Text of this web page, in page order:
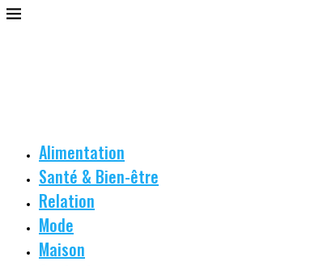
Alimentation
Santé & Bien-être
Relation
Mode
Maison